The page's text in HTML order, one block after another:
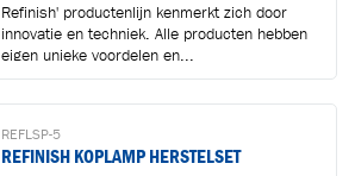
Refinish' productenlijn kenmerkt zich door
innovatie en techniek. Alle producten hebben
eigen unieke voordelen en...
REFLSP-5
REFINISH KOPLAMP HERSTELSET